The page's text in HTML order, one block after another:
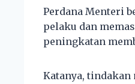
Perdana Menteri
pelaku dan
peningkatan
Katanya,